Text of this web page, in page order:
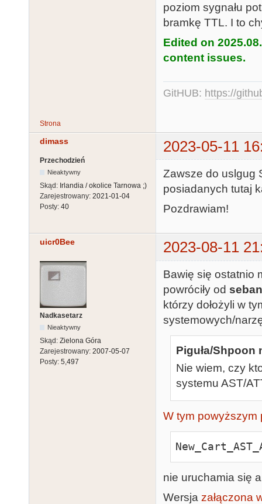
poziom sygnału
bramkę TTL. I to
Edited on
content issues.
GitHUB: https://
Strona
dimass 2023-05-11
Przechodzień
Nieaktywny
Skąd: Irlandia / okolice Tarnowa ;)
Zarejestrowany: 2021-01-04
Posty: 40
Zawsze do uslgug
posiadanych tutaj
Pozdrawiam!
uicr0Bee 2023-08-11
Nadkasetarz
Nieaktywny
Skąd: Zielona Góra
Zarejestrowany: 2007-05-07
Posty: 5,497
Bawię się ostatnio
powróciły od
którzy dołożyli w
systemowych/
Piguła/Shpoon
Nie wiem, czy
systemu AST/
W tym powyższym
nie uruchamia się
Wersja załączona